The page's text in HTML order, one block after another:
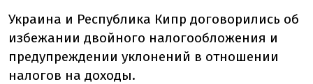
Украина и Республика Кипр договорились об
избежании двойного налогообложения и
предупреждении уклонений в отношении
налогов на доходы.